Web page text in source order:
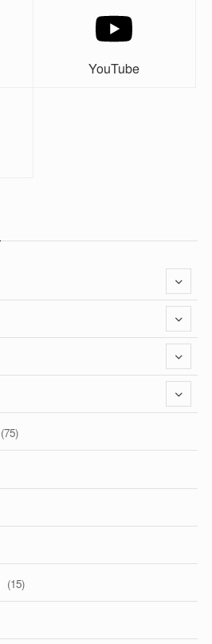
YouTube
(21)
(5)
(7)
(5)
(75)
(15)